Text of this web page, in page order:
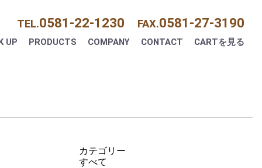
TEL.0581-22-1230 FAX.0581-27-3190
UP PRODUCTS COMPANY CONTACT CARTを見る
カテゴリー
すべて